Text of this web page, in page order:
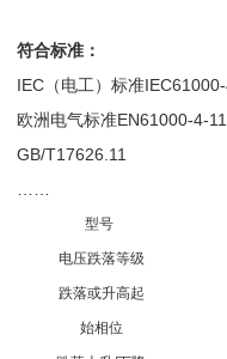
符合标准：
IEC（电工）标准IEC61000-
欧洲电气标准EN61000-4-11
GB/T17626.11
型号
电压跌落等级
跌落或升高起
始相位